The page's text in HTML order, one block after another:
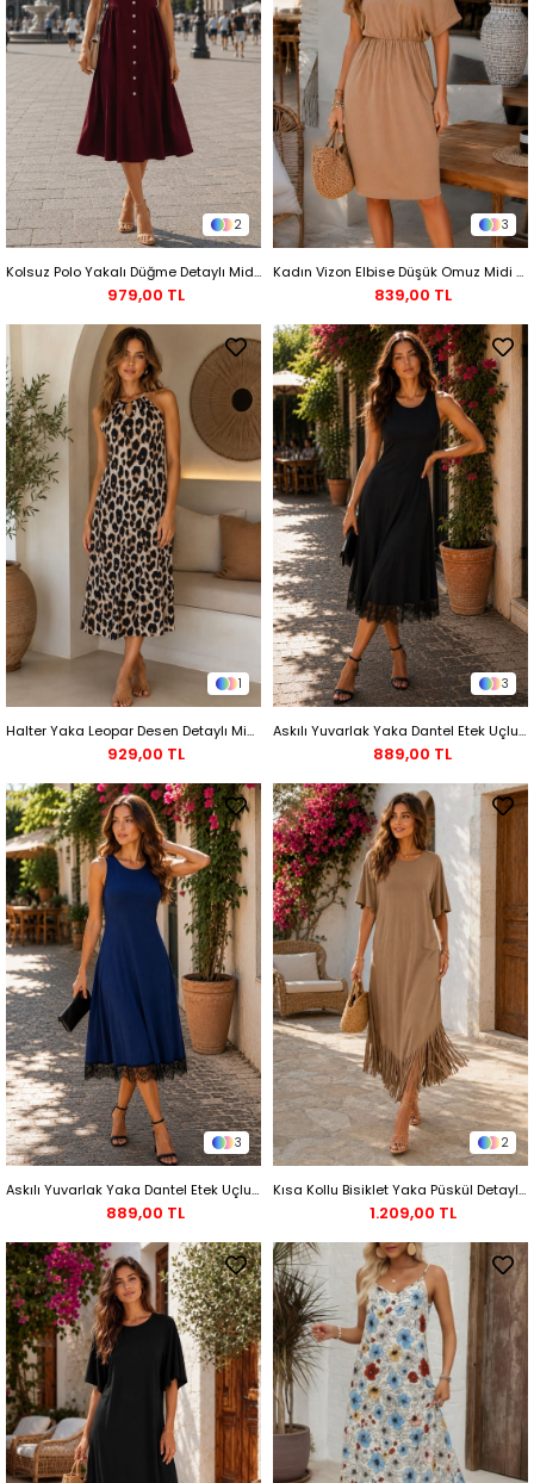
2
Kolsuz Polo Yakalı Düğme Detaylı Midi Elbise - Bordo
979,00 TL
3
Kadın Vizon Elbise Düşük Omuz Midi Beli Lastikli Viskon
839,00 TL
1
Halter Yaka Leopar Desen Detaylı Midi Süprem Elbise - Leopar
929,00 TL
3
Askılı Yuvarlak Yaka Dantel Etek Uçlu Midi Elbise - Siyah
889,00 TL
3
Askılı Yuvarlak Yaka Dantel Etek Uçlu Midi Elbise - Lacivert
889,00 TL
2
Kısa Kollu Bisiklet Yaka Püskül Detaylı Viskon Midi Elbise - Taba
1.209,00 TL